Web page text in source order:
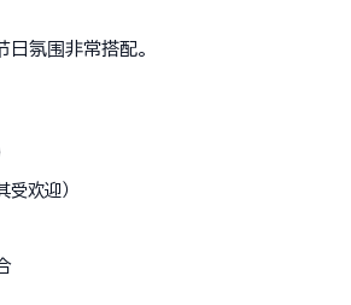
氛围非常搭配。
受欢迎）